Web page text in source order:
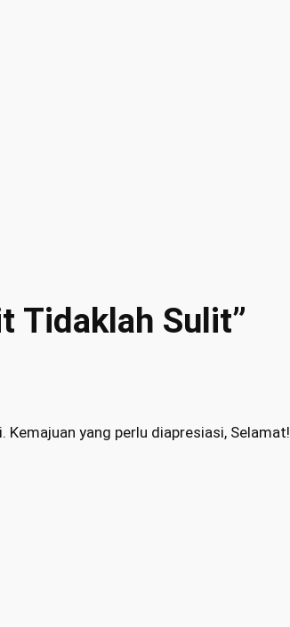
Tidaklah Sulit”
yang perlu diapresiasi, Selamat!